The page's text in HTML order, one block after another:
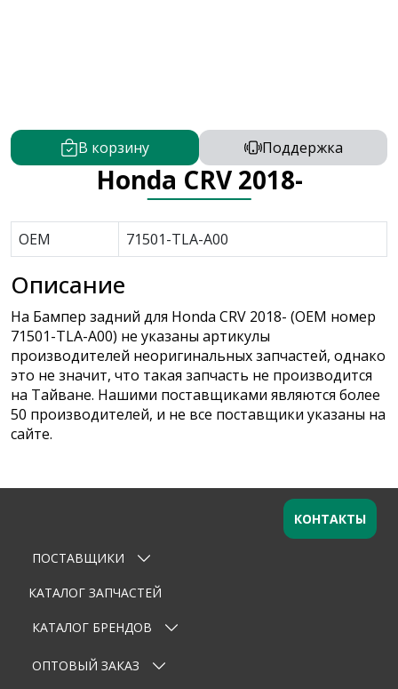
В корзину Поддержка
Honda CRV 2018-
OEM 71501-TLA-A00
Описание
На Бампер задний для Honda CRV 2018- (OEM номер
71501-TLA-A00) не указаны артикулы
производителей неоригинальных запчастей, однако
это не значит, что такая запчасть не производится
на Тайване. Нашими поставщиками являются более
50 производителей, и не все поставщики указаны на
сайте.
Оставьте заявку
Ваше имя
Email
Телефон
ПОСТАВЩИКИ
КАТАЛОГ ЗАПЧАСТЕЙ
КАТАЛОГ БРЕНДОВ
ОПТОВЫЙ ЗАКАЗ
КОНТАКТЫ